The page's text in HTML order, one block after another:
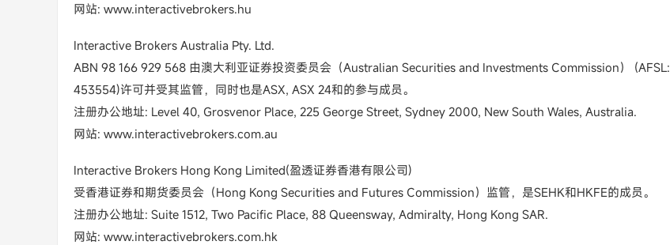
网站: www.interactivebrokers.hu
Interactive Brokers Australia Pty. Ltd.
ABN 98 166 929 568 由澳大利亚证券投资委员会（Australian Securities and Investments Commission） (AFSL:
453554)许可并受其监管，同时也是ASX, ASX 24和的参与成员。
注册办公地址: Level 40, Grosvenor Place, 225 George Street, Sydney 2000, New South Wales, Australia.
网站: www.interactivebrokers.com.au
Interactive Brokers Hong Kong Limited(盈透证券香港有限公司)
受香港证券和期货委员会（Hong Kong Securities and Futures Commission）监管，是SEHK和HKFE的成员。
注册办公地址: Suite 1512, Two Pacific Place, 88 Queensway, Admiralty, Hong Kong SAR.
网站: www.interactivebrokers.com.hk